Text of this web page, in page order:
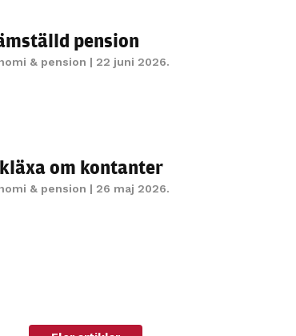
pension
& pension | 22 juni 2026.
om kontanter
& pension | 26 maj 2026.